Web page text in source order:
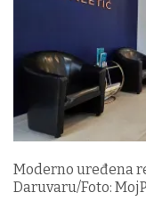
Moderno uređena
Daruvaru/Foto: